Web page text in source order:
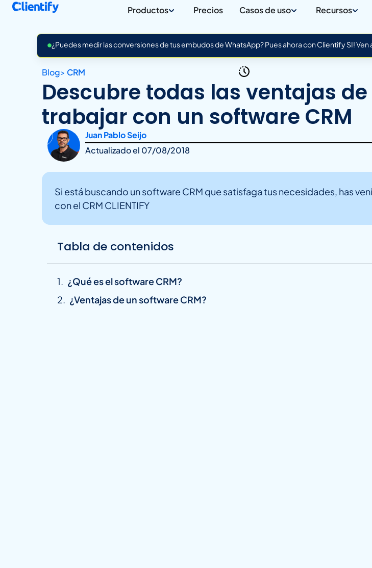
Productos Precios Casos de uso Recursos
¿Puedes medir las conversiones de tus embudos de WhatsApp? Pues ahora con Clientify SI!
Blog> CRM
Descubre todas las ventajas de
trabajar con un software CRM
Juan Pablo Seijo
Actualizado el 07/08/2018
Si está buscando un software CRM que satisfaga tus necesidades, has
con el CRM CLIENTIFY
Tabla de contenidos
¿Qué es el software CRM?
¿Ventajas de un software CRM?